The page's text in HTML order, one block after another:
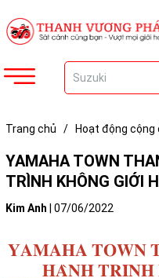
Trang chủ / Hoạt động cộng
YAMAHA TOWN
TRÌNH KHÔNG GIỚI
Kim Anh 07/06/2022
𝐘𝐀𝐌𝐀𝐇𝐀 𝐓𝐎𝐖𝐍
𝐇𝐀̀𝐍𝐇 𝐓𝐑𝐈̀𝐍𝐇